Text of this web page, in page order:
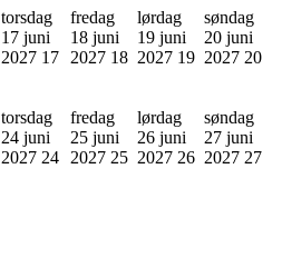
torsdag
17 juni
2027 17
fredag
18 juni
2027 18
lørdag
19 juni
2027 19
søndag
20 juni
2027 20
torsdag
24 juni
2027 24
fredag
25 juni
2027 25
lørdag
26 juni
2027 26
søndag
27 juni
2027 27